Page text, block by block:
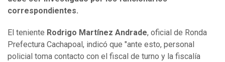
correspondientes.
El teniente Rodrigo Martínez Andrade, oficial de Ronda
Prefectura Cachapoal, indicó que "ante esto, personal
policial toma contacto con el fiscal de turno y la fiscalía